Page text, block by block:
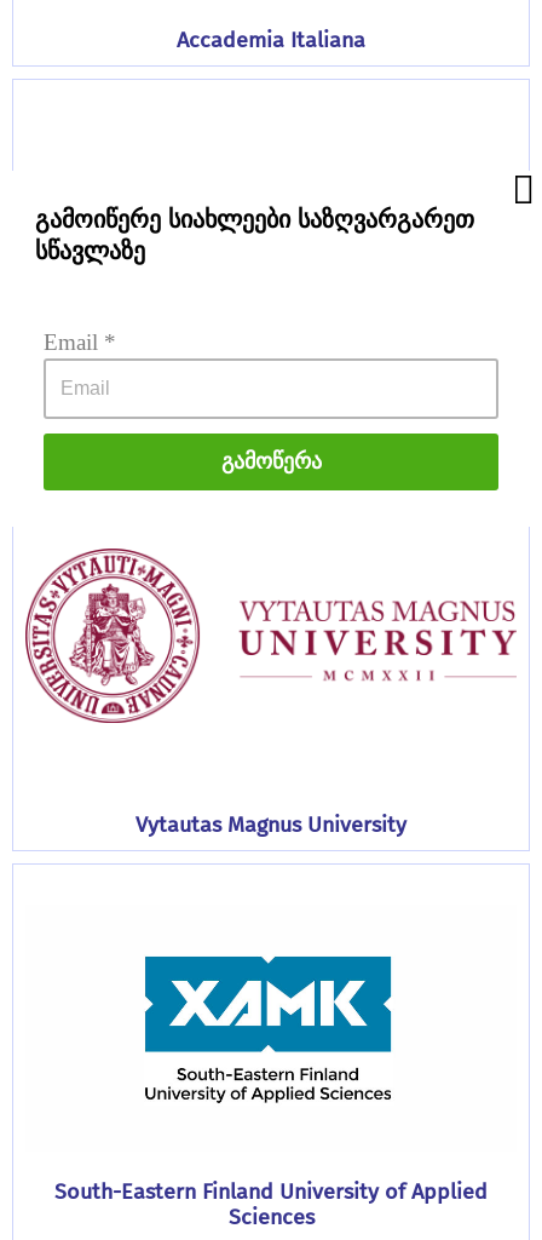
Accademia Italiana
University West Sweden
Vytautas Magnus University
South-Eastern Finland University of Applied
Sciences
გამოიწერე სიახლეები საზღვარგარეთ
სწავლაზე
Email *
Გამოწერა